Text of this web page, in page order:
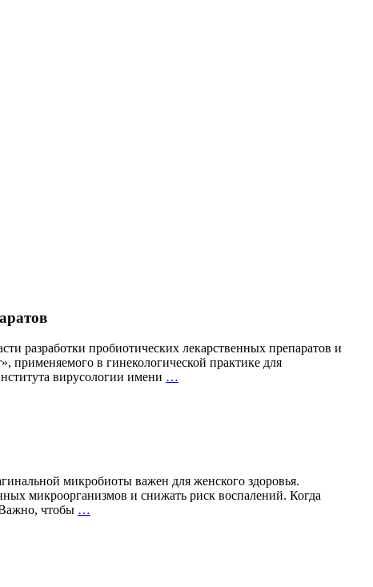
разработки пробиотических лекарственных препаратов и
применяемого в гинекологической практике для
вирусологии имени …
разработок
и
производства
микробиоты важен для женского здоровья.
микроорганизмов и снижать риск воспалений. Когда
чтобы …